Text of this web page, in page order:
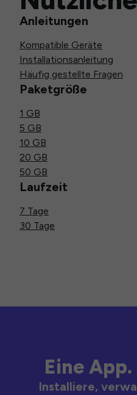
Anleitungen
Kompatible Geräte
Installationsanleitung
Häufig gestellte Fragen
Paketgröße
1 GB
5 GB
10 GB
20 GB
50 GB
Laufzeit
7 Tage
30 Tage
Eine
Installiere,